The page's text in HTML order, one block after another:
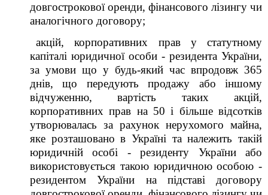
довгострокової оренди, фінансового лізингу чи
аналогічного договору;
акцій, корпоративних прав у статутному
капіталі юридичної особи - резидента України,
за умови що у будь-який час впродовж 365
днів, що передують продажу або іншому
відчуженню, вартість таких акцій,
корпоративних прав на 50 і більше відсотків
утворювалась за рахунок нерухомого майна,
яке розташовано в Україні та належить такій
юридичній особі - резиденту України або
використовується такою юридичною особою -
резидентом України на підставі договору